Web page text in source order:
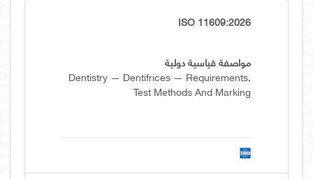
ISO 11609:2026
مواصفة قياسية دولية
Dentistry — Dentifrices — Requirements,
Test Methods And Marking